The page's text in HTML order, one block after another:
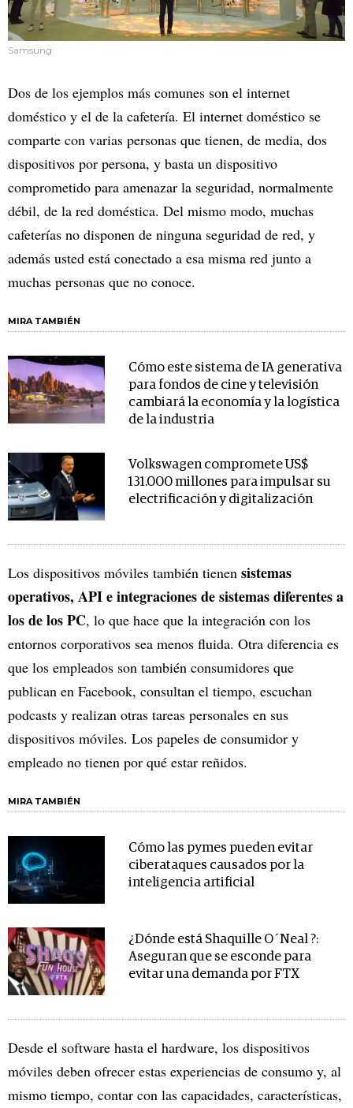
Samsung
Dos de los ejemplos más comunes son el internet
doméstico y el de la cafetería. El internet doméstico se
comparte con varias personas que tienen, de media, dos
dispositivos por persona, y basta un dispositivo
comprometido para amenazar la seguridad, normalmente
débil, de la red doméstica. Del mismo modo, muchas
cafeterías no disponen de ninguna seguridad de red, y
además usted está conectado a esa misma red junto a
muchas personas que no conoce.
MIRA TAMBIÉN
Cómo este sistema de IA generativa
para fondos de cine y televisión
cambiará la economía y la logística
de la industria
Volkswagen compromete US$
131.000 millones para impulsar su
electrificación y digitalización
Los dispositivos móviles también tienen sistemas
operativos, API e integraciones de sistemas diferentes a
los de los PC, lo que hace que la integración con los
entornos corporativos sea menos fluida. Otra diferencia es
que los empleados son también consumidores que
publican en Facebook, consultan el tiempo, escuchan
podcasts y realizan otras tareas personales en sus
dispositivos móviles. Los papeles de consumidor y
empleado no tienen por qué estar reñidos.
MIRA TAMBIÉN
Cómo las pymes pueden evitar
ciberataques causados por la
inteligencia artificial
¿Dónde está Shaquille O´Neal ?:
Aseguran que se esconde para
evitar una demanda por FTX
Desde el software hasta el hardware, los dispositivos
móviles deben ofrecer estas experiencias de consumo y, al
mismo tiempo, contar con las capacidades, características,